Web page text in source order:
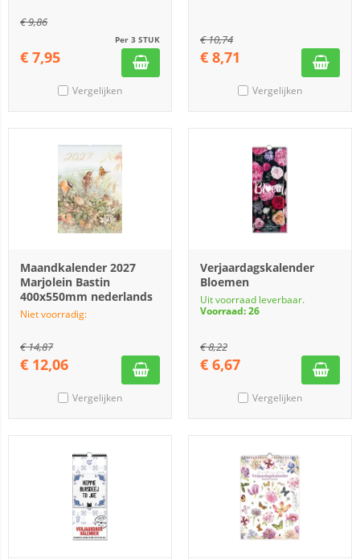
€9,86
Per 3 STUK
€ 7,95
Vergelijken
€10,74
€ 8,71
Vergelijken
Maandkalender 2027
Marjolein Bastin
400x550mm nederlands
Niet voorradig:
€14,87
€ 12,06
Vergelijken
Verjaardagskalender
Bloemen
Uit voorraad leverbaar.
Voorraad: 26
€8,22
€ 6,67
Vergelijken